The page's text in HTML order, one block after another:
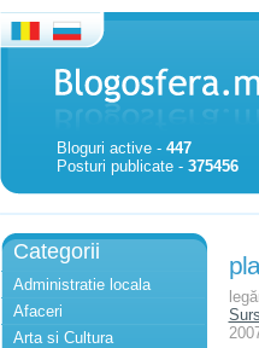
Bloguri active - 447
Posturi publicate - 375456
Categorii
Administratie locala
Afaceri
Arta si Cultura